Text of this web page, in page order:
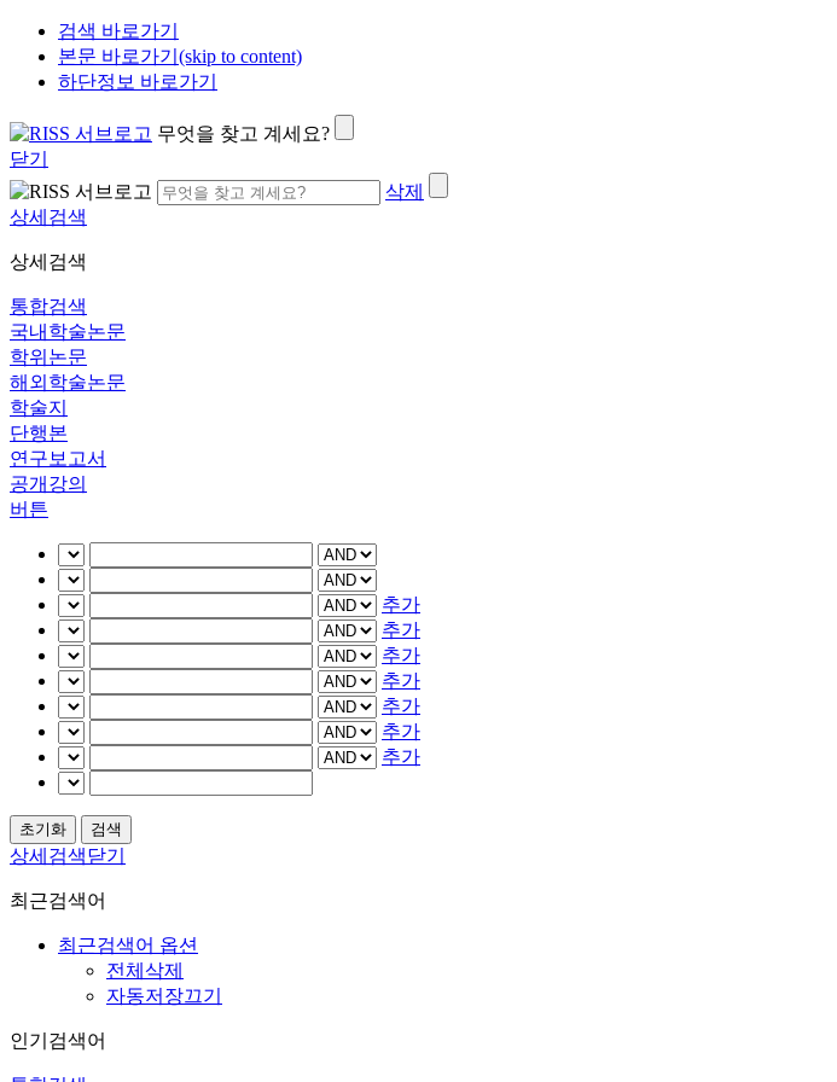
검색 바로가기
본문 바로가기(skip to content)
하단정보 바로가기
무엇을 찾고 계세요?
닫기
삭제
상세검색
상세검색
통합검색
국내학술논문
학위논문
해외학술논문
학술지
단행본
연구보고서
공개강의
버튼
추가
추가
추가
추가
추가
추가
추가
상세검색닫기
최근검색어
최근검색어 옵션
전체삭제
자동저장끄기
인기검색어